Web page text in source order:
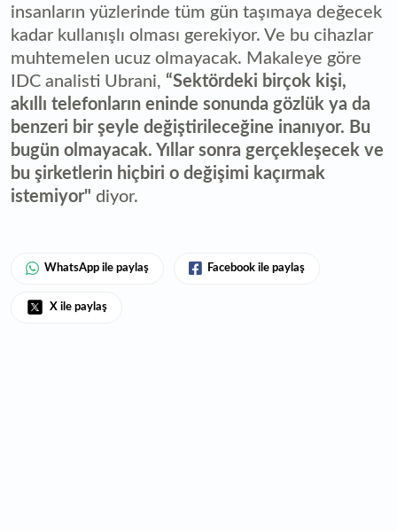
insanların yüzlerinde tüm gün taşımaya değecek
kadar kullanışlı olması gerekiyor. Ve bu cihazlar
muhtemelen ucuz olmayacak. Makaleye göre
IDC analisti Ubrani, “Sektördeki birçok kişi,
akıllı telefonların eninde sonunda gözlük ya da
benzeri bir şeyle değiştirileceğine inanıyor. Bu
bugün olmayacak. Yıllar sonra gerçekleşecek ve
bu şirketlerin hiçbiri o değişimi kaçırmak
istemiyor" diyor.
WhatsApp ile paylaş Facebook ile paylaş
X ile paylaş